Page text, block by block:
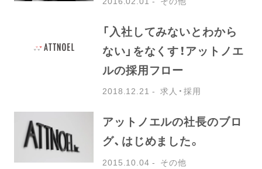
「入社してみないとわから
ない」をなくす！アットノエ
ルの採用フロー
2018.12.21 求人・採用
アットノエルの社長のブロ
グ、はじめました。
2015.10.04 その他